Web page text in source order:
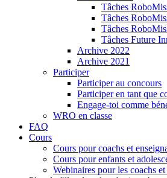
Tâches
Tâches
Tâches
Tâches Future
Archive 2022
Archive 2021
Participer
Participer au concours
Participer en tant que
Engage-toi comme
WRO en classe
FAQ
Cours
Cours pour coachs et
Cours pour enfants et
Webinaires pour les coachs